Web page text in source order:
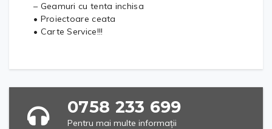
– Geamuri cu tenta inchisa
• Proiectoare ceata
• Carte Service!!!
0758 233 699
Pentru mai multe informații